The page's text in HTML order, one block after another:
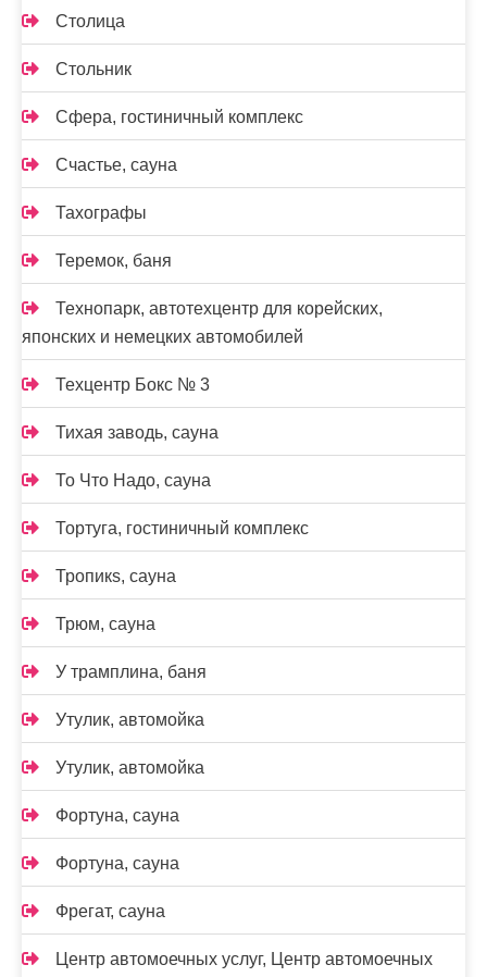
Столица
Стольник
Сфера, гостиничный комплекс
Счастье, сауна
Тахографы
Теремок, баня
Технопарк, автотехцентр для корейских,
японских и немецких автомобилей
Техцентр Бокс № 3
Тихая заводь, сауна
То Что Надо, сауна
Тортуга, гостиничный комплекс
Тропикs, сауна
Трюм, сауна
У трамплина, баня
Утулик, автомойка
Утулик, автомойка
Фортуна, сауна
Фортуна, сауна
Фрегат, сауна
Центр автомоечных услуг, Центр автомоечных